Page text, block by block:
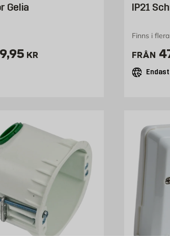
Gelia
39.95 kr
KR
IP21
Finns i
FRÅN